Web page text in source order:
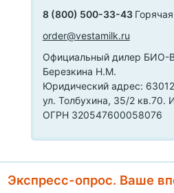
8 (800) 500-33-43
order@vestamilk.ru
Официальный дилер БИО-
Березкина Н.М.
Юридический адрес:
ул. Толбухина, 35/2 кв.70.
ОГРН 320547600058076
Экспресс-опрос. Ваше